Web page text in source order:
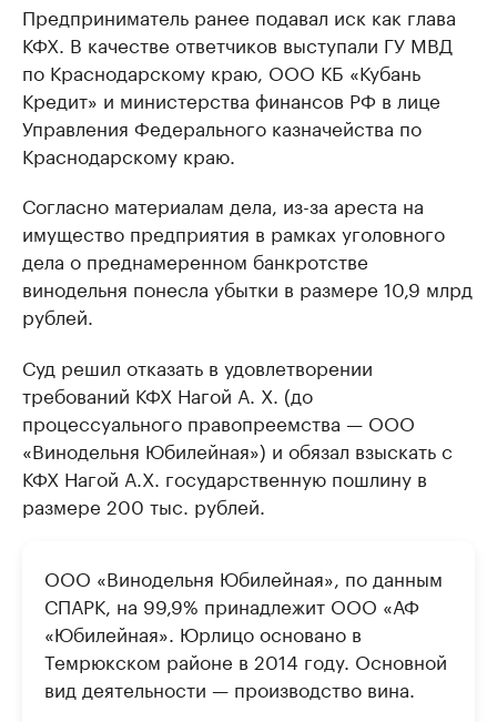
Предприниматель ранее подавал иск как глава
КФХ. В качестве ответчиков выступали ГУ МВД
по Краснодарскому краю, ООО КБ «Кубань
Кредит» и министерства финансов РФ в лице
Управления Федерального казначейства по
Краснодарскому краю.
Согласно материалам дела, из-за ареста на
имущество предприятия в рамках уголовного
дела о преднамеренном банкротстве
винодельня понесла убытки в размере 10,9 млрд
рублей.
Суд решил отказать в удовлетворении
требований КФХ Нагой А. Х. (до
процессуального правопреемства — ООО
«Винодельня Юбилейная») и обязал взыскать с
КФХ Нагой А.Х. государственную пошлину в
размере 200 тыс. рублей.
ООО «Винодельня Юбилейная», по данным
СПАРК, на 99,9% принадлежит ООО «АФ
«Юбилейная». Юрлицо основано в
Темрюкском районе в 2014 году. Основной
вид деятельности — производство вина.